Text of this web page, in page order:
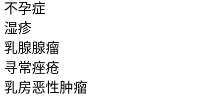
不孕症
湿疹
乳腺腺瘤
寻常痤疮
乳房恶性肿瘤